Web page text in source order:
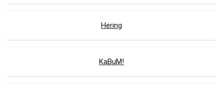
Hering
KaBuM!